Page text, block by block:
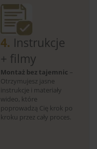
4. Instrukcje
+ filmy
Montaż bez tajemnic –
Otrzymujesz jasne
instrukcje i materiały
wideo, które
poprowadzą Cię krok po
kroku przez cały proces.